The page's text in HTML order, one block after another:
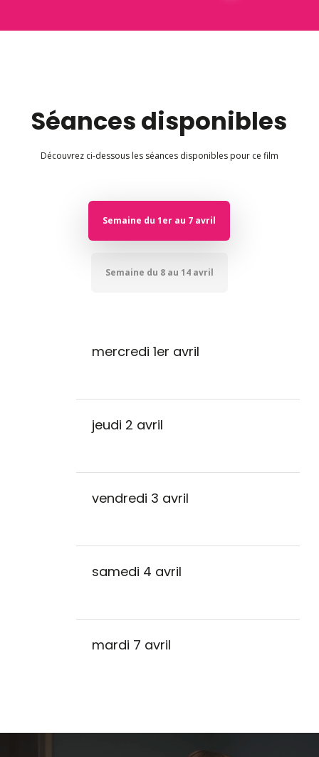
Séances disponibles
Découvrez ci-dessous les séances disponibles pour ce film
Semaine du 1er au 7 avril
Semaine du 8 au 14 avril
mercredi 1er avril
jeudi 2 avril
vendredi 3 avril
samedi 4 avril
mardi 7 avril